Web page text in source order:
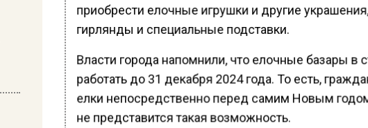
приобрести елочные игрушки и другие
гирлянды и специальные подставки.
Власти города напомнили, что елочные базары в
работать до 31 декабря 2024 года. То есть,
елки непосредственно перед самим Новым
не представится такая возможность.